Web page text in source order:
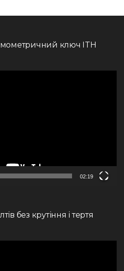
ключ ITH
02:19
без крутіння і тертя